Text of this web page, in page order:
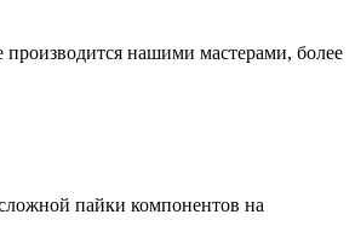
производится нашими мастерами, более
пайки компонентов на